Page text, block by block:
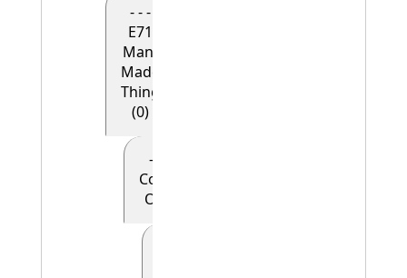
- - -
E71
Man-
Made
Thing
(0)
- - - - E28
Conceptual
Object (0)